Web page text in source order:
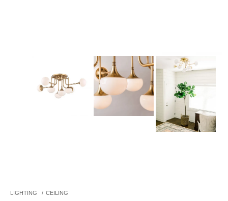
LIGHTING / CEILING